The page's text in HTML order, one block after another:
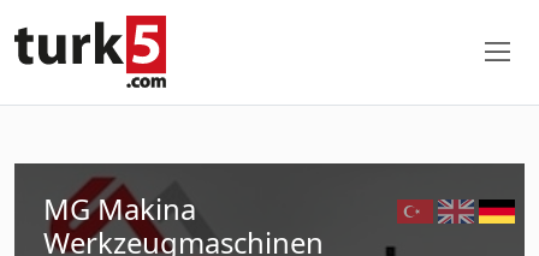
MG Makina
Werkzeugmaschinen